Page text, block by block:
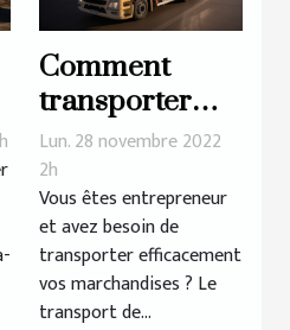
Comment
transporter
efficacement
les
marchandises
?
Lun. 28 novembre 2022
2h
Vous êtes entrepreneur
et avez besoin de
transporter efficacement
vos marchandises ? Le
transport de...